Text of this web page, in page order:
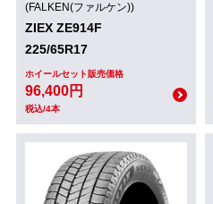
(FALKEN(ファルケン))
ZIEX ZE914F
225/65R17
ホイールセット販売価格
96,400円
税込/4本